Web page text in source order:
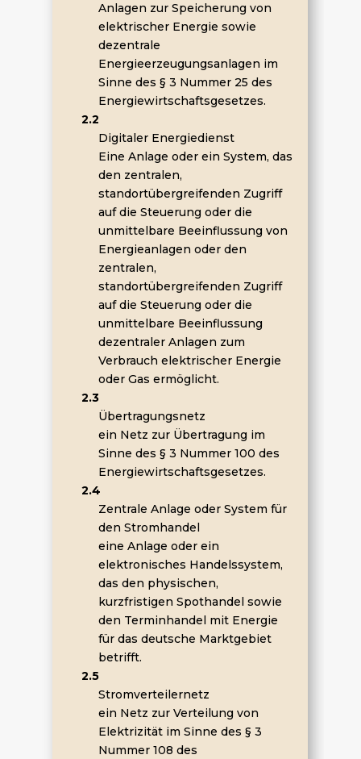
Anlagen zur Speicherung von
elektrischer Energie sowie
dezentrale
Energieerzeugungsanlagen im
Sinne des § 3 Nummer 25 des
Energiewirtschaftsgesetzes.
2.2
Digitaler Energiedienst
Eine Anlage oder ein System, das
den zentralen,
standortübergreifenden Zugriff
auf die Steuerung oder die
unmittelbare Beeinflussung von
Energieanlagen oder den
zentralen,
standortübergreifenden Zugriff
auf die Steuerung oder die
unmittelbare Beeinflussung
dezentraler Anlagen zum
Verbrauch elektrischer Energie
oder Gas ermöglicht.
2.3
Übertragungsnetz
ein Netz zur Übertragung im
Sinne des § 3 Nummer 100 des
Energiewirtschaftsgesetzes.
2.4
Zentrale Anlage oder System für
den Stromhandel
eine Anlage oder ein
elektronisches Handelssystem,
das den physischen,
kurzfristigen Spothandel sowie
den Terminhandel mit Energie
für das deutsche Marktgebiet
betrifft.
2.5
Stromverteilernetz
ein Netz zur Verteilung von
Elektrizität im Sinne des § 3
Nummer 108 des